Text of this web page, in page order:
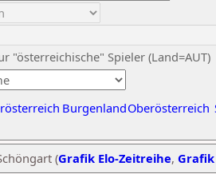
"österreichische" Spieler (Land=AUT)
BurgenlandOberösterreich
(Grafik Elo-Zeitreihe,